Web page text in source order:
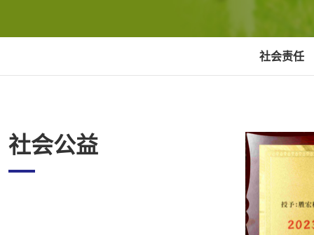
社会责任
社会公益